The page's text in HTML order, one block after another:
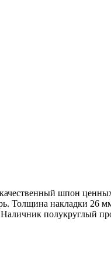
шпон
Толщина накладки 26
полукруглый